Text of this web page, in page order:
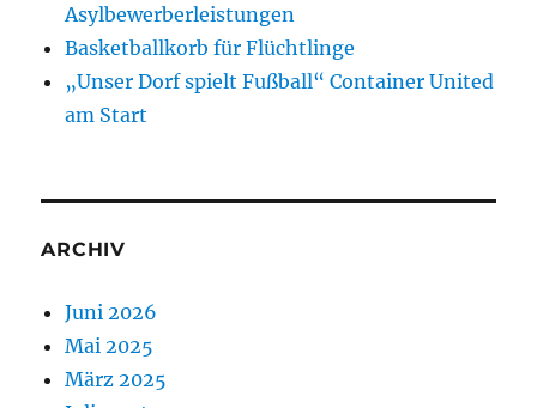
Asylbewerberleistungen
Basketballkorb für Flüchtlinge
„Unser Dorf spielt Fußball“ Container United
am Start
ARCHIV
Juni 2026
Mai 2025
März 2025